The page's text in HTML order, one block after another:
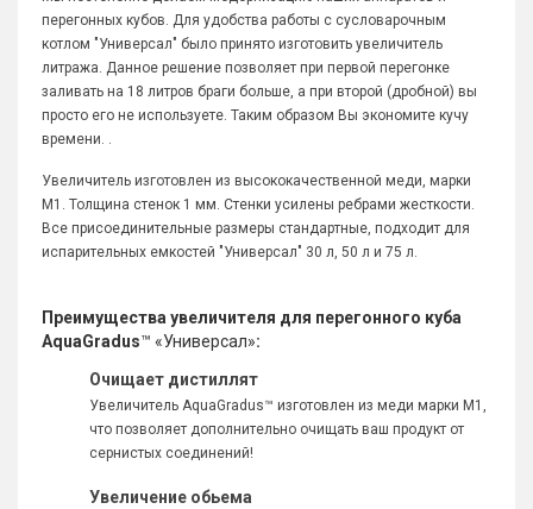
перегонных кубов. Для удобства работы с сусловарочным
котлом "Универсал" было принято изготовить увеличитель
литража. Данное решение позволяет при первой перегонке
заливать на 18 литров браги больше, а при второй (дробной) вы
просто его не используете. Таким образом Вы экономите кучу
времени. .
Увеличитель изготовлен из высококачественной меди, марки
М1. Толщина стенок 1 мм. Стенки усилены ребрами жесткости.
Все присоединительные размеры стандартные, подходит для
испарительных емкостей "Универсал" 30 л, 50 л и 75 л.
Преимущества увеличителя для перегонного куба
AquaGradus™ «Универсал»:
Очищает дистиллят
Увеличитель AquaGradus™ изготовлен из меди марки М1,
что позволяет дополнительно очищать ваш продукт от
сернистых соединений!
Увеличение обьема